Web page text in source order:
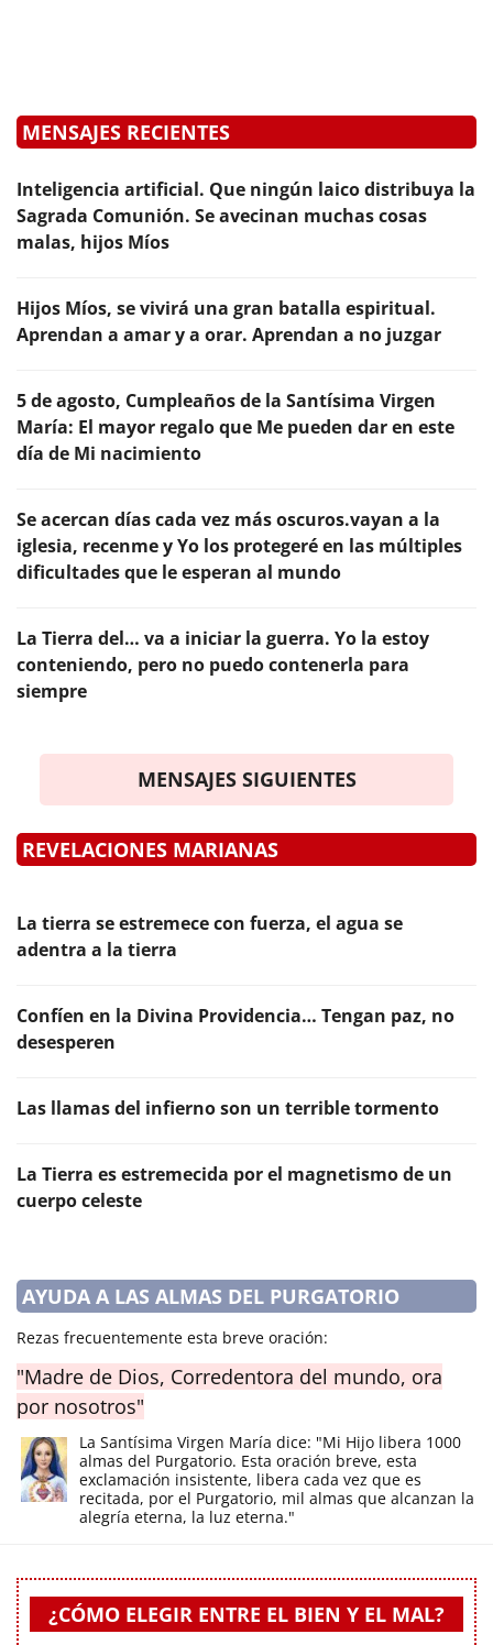
MENSAJES RECIENTES
Inteligencia artificial. Que ningún laico distribuya la
Sagrada Comunión. Se avecinan muchas cosas
malas, hijos Míos
Hijos Míos, se vivirá una gran batalla espiritual.
Aprendan a amar y a orar. Aprendan a no juzgar
5 de agosto, Cumpleaños de la Santísima Virgen
María: El mayor regalo que Me pueden dar en este
día de Mi nacimiento
Se acercan días cada vez más oscuros.vayan a la
iglesia, recenme y Yo los protegeré en las múltiples
dificultades que le esperan al mundo
La Tierra del… va a iniciar la guerra. Yo la estoy
conteniendo, pero no puedo contenerla para
siempre
MENSAJES SIGUIENTES
REVELACIONES MARIANAS
La tierra se estremece con fuerza, el agua se
adentra a la tierra
Confíen en la Divina Providencia… Tengan paz, no
desesperen
Las llamas del infierno son un terrible tormento
La Tierra es estremecida por el magnetismo de un
cuerpo celeste
AYUDA A LAS ALMAS DEL PURGATORIO
Rezas frecuentemente esta breve oración:
"Madre de Dios, Corredentora del mundo, ora
por nosotros"
La Santísima Virgen María dice: "Mi Hijo libera 1000
almas del Purgatorio. Esta oración breve, esta
exclamación insistente, libera cada vez que es
recitada, por el Purgatorio, mil almas que alcanzan la
alegría eterna, la luz eterna."
¿CÓMO ELEGIR ENTRE EL BIEN Y EL MAL?